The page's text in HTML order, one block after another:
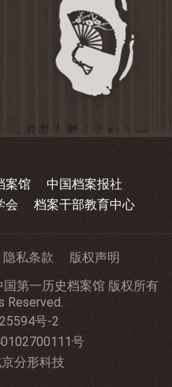
案馆
中国档案报社
会 档案干部教育中心
隐私条款
版权声明
第一历史档案馆 版权所有
Reserved.
号-2
号
分形科技